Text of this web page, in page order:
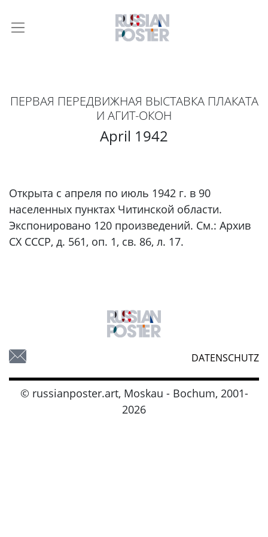
ПЕРВАЯ ПЕРЕДВИЖНАЯ ВЫСТАВКА ПЛАКАТА
И АГИТ-ОКОН
April 1942
Открыта с апреля по июль 1942 г. в 90
населенных пунктах Читинской области.
Экспонировано 120 произведений. См.: Архив
СХ СССР, д. 561, оп. 1, св. 86, л. 17.
DATENSCHUTZ
© russianposter.art, Moskau - Bochum, 2001-
2026